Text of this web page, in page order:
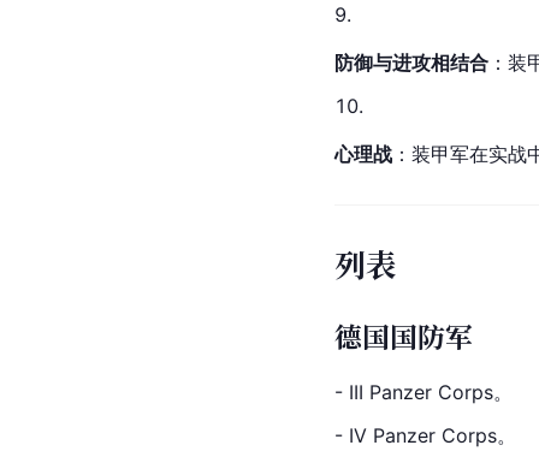
防御与进攻相结合 ：
心理战 ：装甲军在实
列表
德国国防军
- III Panzer Corps。
- IV Panzer Corps。